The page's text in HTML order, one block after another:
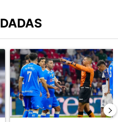
título "Revelan un detalle clave
Un artículo de tendencia con el